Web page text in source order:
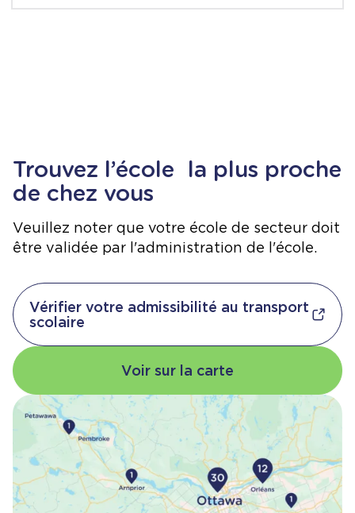
Trouvez l’école la plus proche
de chez vous
Veuillez noter que votre école de secteur doit
être validée par l'administration de l'école.
Voir sur la carte
Vérifier votre admissibilité au transport
scolaire